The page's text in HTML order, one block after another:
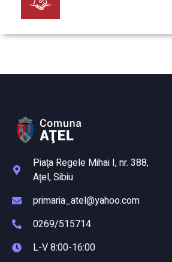
Piaţa Regele Mihai I, nr. 388,
Aţel, Sibiu
primaria_atel@yahoo.com
0269/515714
L-V 8:00-16:00